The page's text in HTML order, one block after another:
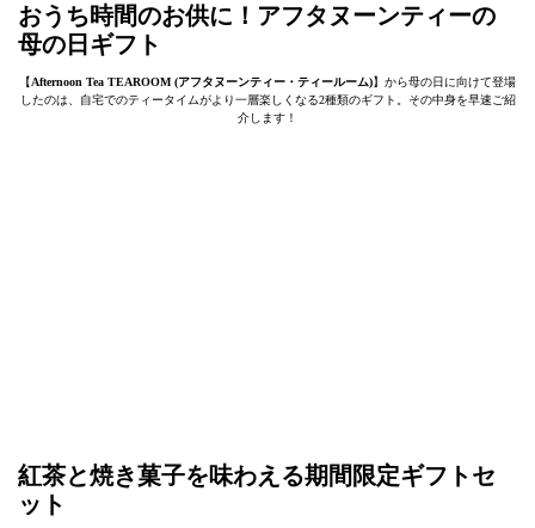
おうち時間のお供に！アフタヌーンティーの
母の日ギフト
【Afternoon Tea TEAROOM (アフタヌーンティー・ティールーム)】から母の日に向けて登場
したのは、自宅でのティータイムがより一層楽しくなる2種類のギフト。その中身を早速ご紹
介します！
紅茶と焼き菓子を味わえる期間限定ギフトセ
ット